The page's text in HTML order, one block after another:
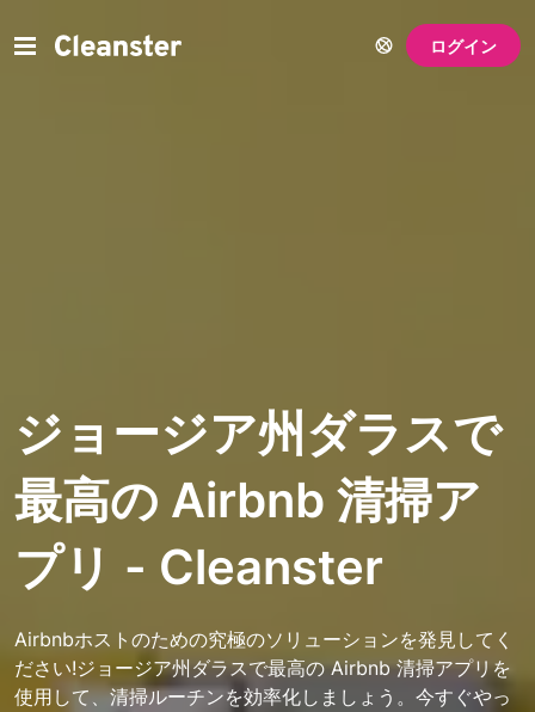
ログイン
ジョージア州ダラスで
最高の Airbnb 清掃ア
プリ - Cleanster
Airbnbホストのための究極のソリューションを発見してく
ださい!ジョージア州ダラスで最高の Airbnb 清掃アプリを
使用して、清掃ルーチンを効率化しましょう。今すぐやっ